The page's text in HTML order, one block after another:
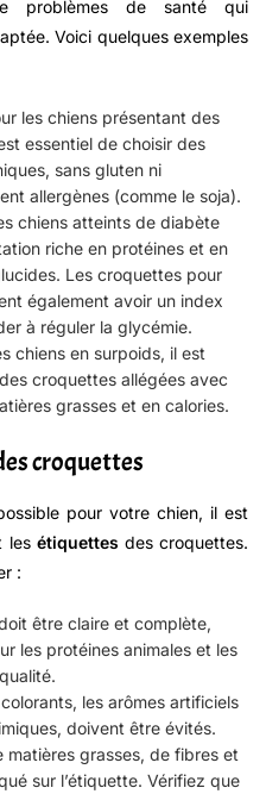
problèmes de santé qui
Voici quelques exemples
les chiens présentant des
essentiel de choisir des
sans gluten ni
allergènes (comme le soja).
chiens atteints de diabète
riche en protéines et en
Les croquettes pour
également avoir un index
à réguler la glycémie.
chiens en surpoids, il est
croquettes allégées avec
grasses et en calories.
croquettes
pour votre chien, il est
les étiquettes des croquettes.
:
être claire et complète,
les protéines animales et les
les arômes artificiels
doivent être évités.
grasses, de fibres et
sur l’étiquette. Vérifiez que